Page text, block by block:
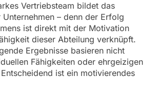
Vertriebsteam bildet das
– denn der Erfolg
ist direkt mit der Motivation
dieser Abteilung verknüpft.
Ergebnisse basieren nicht
Fähigkeiten oder ehrgeizigen
ist ein motivierendes